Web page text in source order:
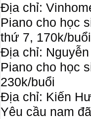
Địa chỉ:
Piano cho học
thứ 7, 170k/buổi
Địa chỉ: Nguyễn
Piano cho học
230k/buổi
Địa chỉ: Kiến
Yêu cầu nam